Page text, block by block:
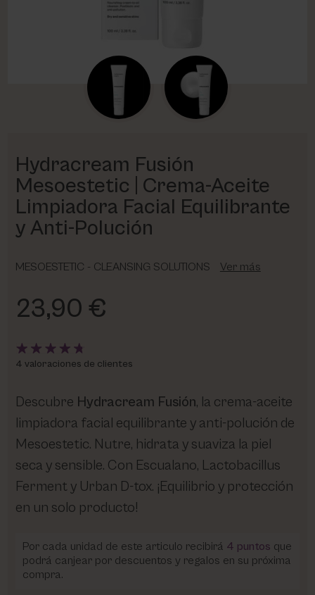
Hydracream Fusión
Mesoestetic | Crema-Aceite
Limpiadora Facial Equilibrante
y Anti-Polución
MESOESTETIC - CLEANSING SOLUTIONS Ver más
23,90 €
4 valoraciones de clientes
Descubre Hydracream Fusión, la crema-aceite
limpiadora facial equilibrante y anti-polución de
Mesoestetic. Nutre, hidrata y suaviza la piel
seca y sensible. Con Escualano, Lactobacillus
Ferment y Urban D-tox. ¡Equilibrio y protección
en un solo producto!
Por cada unidad de este articulo recibirá 4 puntos que
podrá canjear por descuentos y regalos en su próxima
compra.